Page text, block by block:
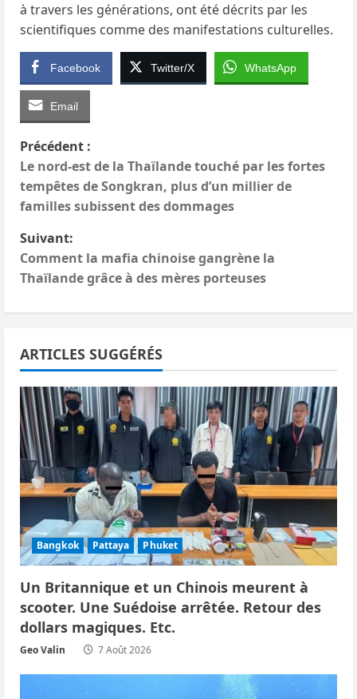
à travers les générations, ont été décrits par les
scientifiques comme des manifestations culturelles.
Facebook Twitter/X WhatsApp
Email
N
a
v
i
g
a
t
i
o
n
d
’
a
r
t
i
Précédent :
Le nord-est de la Thaïlande touché par les fortes
tempêtes de Songkran, plus d’un millier de
familles subissent des dommages
Suivant:
Comment la mafia chinoise gangrène la
Thaïlande grâce à des mères porteuses
ARTICLES SUGGÉRÉS
Bangkok Pattaya Phuket
Un Britannique et un Chinois meurent à
scooter. Une Suédoise arrêtée. Retour des
dollars magiques. Etc.
Geo Valin 7 Août 2026